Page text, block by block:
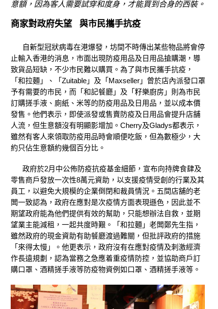
意額，因為客人需要試穿和度身，才能買到合身的西裝。
商家對政府失望 與市民攜手抗疫
自新型冠狀病毒在港爆發，坊間不時傳出某些物品將會停
止輸入香港的消息，市面出現防疫用品及日用品搶購潮，導
致貨品短缺，不少市民難以購買。為了與市民攜手抗疫，
「和拉麵」、「Zuitable」及「Maxseller」曾於店內派發口罩
予有需要的市民，而「和記餐廳」及「籽樂廚房」則為市民
訂購搓手液、廁紙、米等的防疫用品及日用品，並以成本價
發售。他們表示，即使派發或售賣防疫及日用品會提升店舖
人流，但生意額沒有明顯影增加。Cherry及Gladys都表示，
雖然有客人來領取防疫用品時會順便吃飯，但為數極少，大
約只佔生意額約幾個百分比。
政府於2月中公佈防疫抗疫基金細節，宣布向持牌食肆及
零售商戶發放一次性8萬元資助，以支援疫情受創的行業及其
員工，以避免大規模的企業倒閉和裁員情況。五間店舖的老
闆一致認為，政府在應對是次疫情方面表現遜色，因此並不
期望政府能為他們提供有效的幫助，只能想辦法自救，並期
望業主能減租，一起共度時艱。「和拉麵」老闆鄭先生指，
雖然政府的現金資助有助餐廳渡過難關，但批評政府的措施
「來得太慢」。他更表示，政府沒有在應對疫情及刺激經濟
作長遠規劃，認為當務之急應着重疫情防控，並協助商戶訂
購口罩、酒精搓手液等防疫物資例如口罩、酒精搓手液等。